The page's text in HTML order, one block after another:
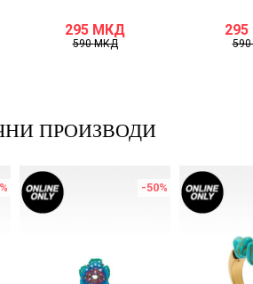
295 МКД
590МКД
295
590
ПРОИЗВОДИ
-50%